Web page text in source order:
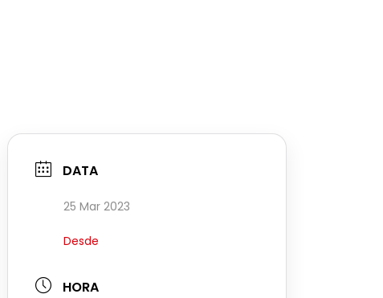
DATA
25 Mar 2023
Desde
HORA